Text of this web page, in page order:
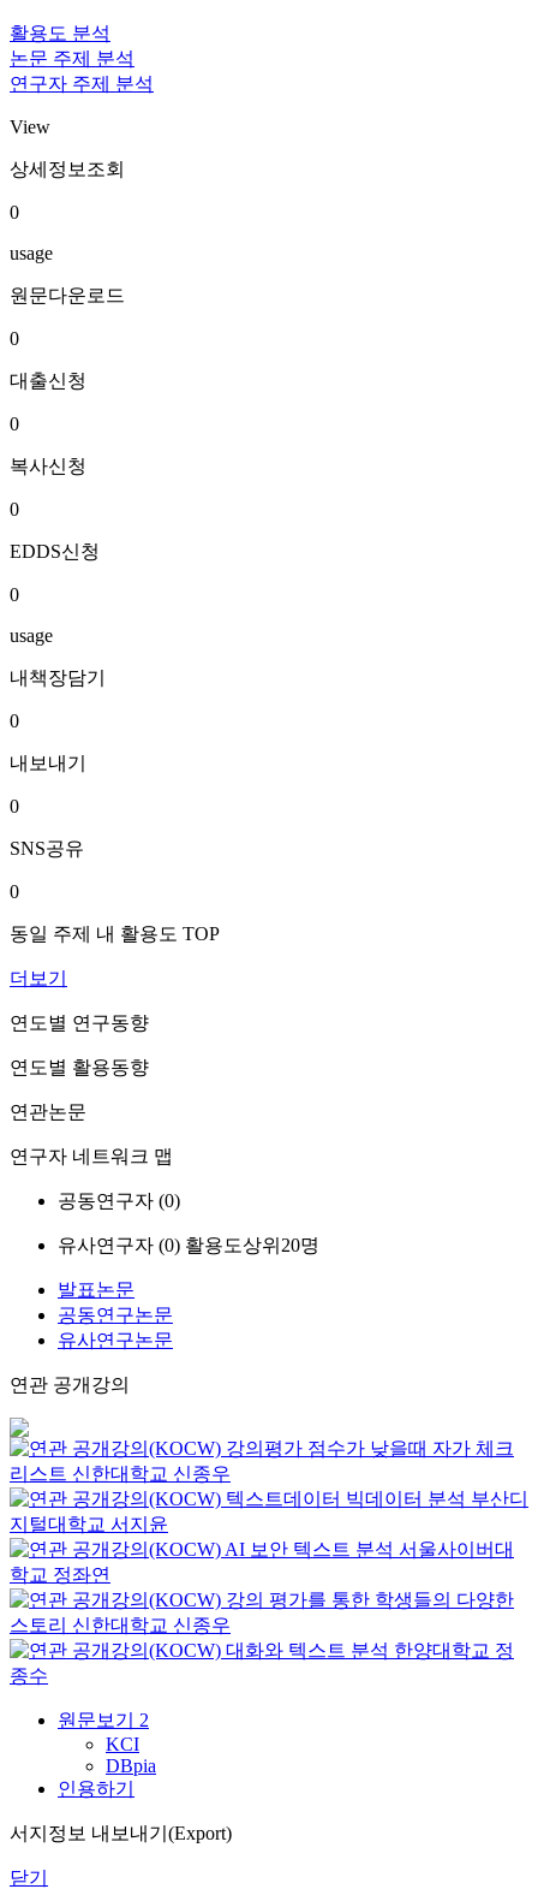
활용도 분석
논문 주제 분석
연구자 주제 분석
View
상세정보조회
0
usage
원문다운로드
0
대출신청
0
복사신청
0
EDDS신청
0
usage
내책장담기
0
내보내기
0
SNS공유
0
동일 주제 내 활용도 TOP
더보기
연도별 연구동향
연도별 활용동향
연관논문
연구자 네트워크 맵
공동연구자 (0)
유사연구자 (0) 활용도상위20명
발표논문
공동연구논문
유사연구논문
연관 공개강의
강의평가 점수가 낮을때 자가 체크
리스트 신한대학교 신종우
텍스트데이터 빅데이터 분석 부산디
지털대학교 서지윤
AI 보안 텍스트 분석 서울사이버대
학교 정좌연
강의 평가를 통한 학생들의 다양한
스토리 신한대학교 신종우
대화와 텍스트 분석 한양대학교 정
종수
원문보기 2
KCI
DBpia
인용하기
서지정보 내보내기(Export)
닫기